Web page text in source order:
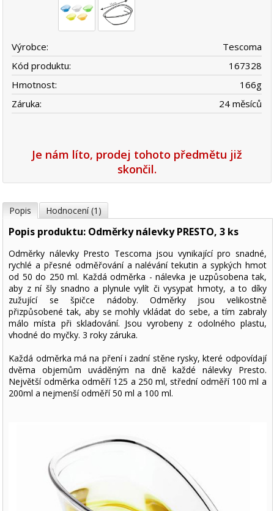
Výrobce:
Tescoma
Kód produktu:
167328
Hmotnost:
166g
Záruka:
24 měsíců
Je nám líto, prodej tohoto předmětu již
skončil.
Popis Hodnocení (1)
Popis produktu: Odměrky nálevky PRESTO, 3 ks
Odměrky nálevky Presto Tescoma jsou vynikající pro snadné,
rychlé a přesné odměřování a nalévání tekutin a sypkých hmot
od 50 do 250 ml. Každá odměrka - nálevka je uzpůsobena tak,
aby z ní šly snadno a plynule vylít či vysypat hmoty, a to díky
zužující se špičce nádoby. Odměrky jsou velikostně
přizpůsobené tak, aby se mohly vkládat do sebe, a tím zabraly
málo místa při skladování. Jsou vyrobeny z odolného plastu,
vhodné do myčky. 3 roky záruka.
Každá odměrka má na pření i zadní stěne rysky, které odpovídají
dvěma objemům uváděným na dně každé nálevky Presto.
Největší odměrka odměří 125 a 250 ml, střední odměří 100 ml a
200ml a nejmenší odměří 50 ml a 100 ml.